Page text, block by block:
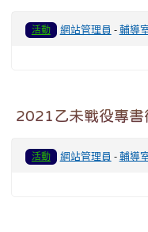
活動 網站管理員 -輔導
2021乙未戰役專書
活動 網站管理員 -輔導